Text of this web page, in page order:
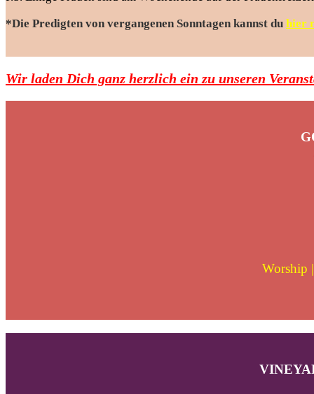
*Die Predigten von vergangenen Sonntagen kannst du hier
Wir laden Dich ganz herzlich ein zu unseren
Worship